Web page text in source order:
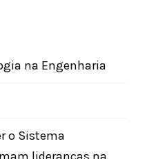
na Engenharia
o Sistema